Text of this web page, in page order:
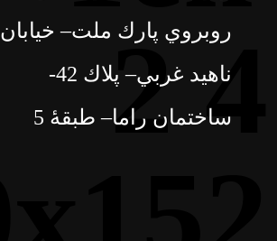
روبروي پارك ملت– خيابان
ناهيد غربي– پلاك 42-
ساختمان راما– طبقۀ 5